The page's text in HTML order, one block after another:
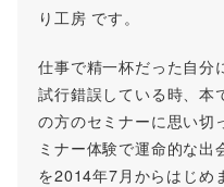
り工房 です。
仕事で精一杯だった自分
試行錯誤している時、本
の方のセミナーに思い切
ミナー体験で運命的な出
を2014年7月からはじめ